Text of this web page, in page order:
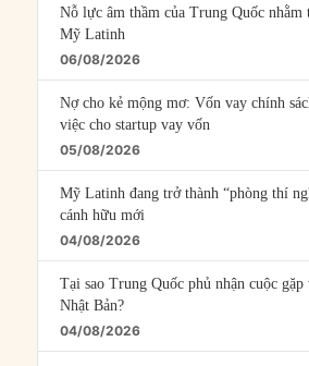
Nỗ lực âm thầm của Trung Quốc
Mỹ Latinh
06/08/2026
Nợ cho kẻ mộng mơ: Vốn vay chính
việc cho startup vay vốn
05/08/2026
Mỹ Latinh đang trở thành “phòng thí
cánh hữu mới
04/08/2026
Tại sao Trung Quốc phủ nhận cuộc
Nhật Bản?
04/08/2026